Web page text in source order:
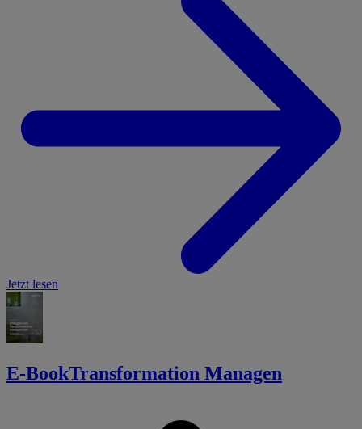
Jetzt lesen
E-BookTransformation Managen